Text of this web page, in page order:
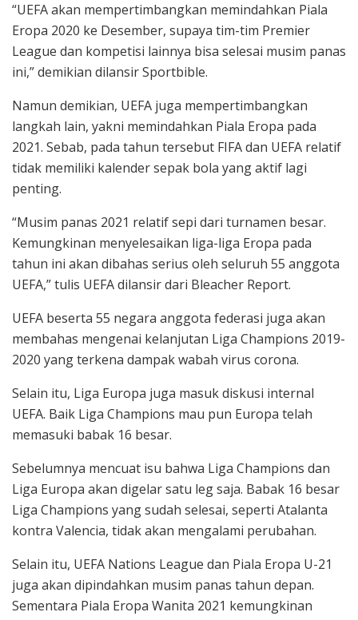
“UEFA akan mempertimbangkan memindahkan Piala
Eropa 2020 ke Desember, supaya tim-tim Premier
League dan kompetisi lainnya bisa selesai musim panas
ini,” demikian dilansir Sportbible.
Namun demikian, UEFA juga mempertimbangkan
langkah lain, yakni memindahkan Piala Eropa pada
2021. Sebab, pada tahun tersebut FIFA dan UEFA relatif
tidak memiliki kalender sepak bola yang aktif lagi
penting.
“Musim panas 2021 relatif sepi dari turnamen besar.
Kemungkinan menyelesaikan liga-liga Eropa pada
tahun ini akan dibahas serius oleh seluruh 55 anggota
UEFA,” tulis UEFA dilansir dari Bleacher Report.
UEFA beserta 55 negara anggota federasi juga akan
membahas mengenai kelanjutan Liga Champions 2019-
2020 yang terkena dampak wabah virus corona.
Selain itu, Liga Europa juga masuk diskusi internal
UEFA. Baik Liga Champions mau pun Europa telah
memasuki babak 16 besar.
Sebelumnya mencuat isu bahwa Liga Champions dan
Liga Europa akan digelar satu leg saja. Babak 16 besar
Liga Champions yang sudah selesai, seperti Atalanta
kontra Valencia, tidak akan mengalami perubahan.
Selain itu, UEFA Nations League dan Piala Eropa U-21
juga akan dipindahkan musim panas tahun depan.
Sementara Piala Eropa Wanita 2021 kemungkinan